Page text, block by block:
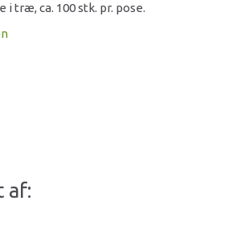
i træ, ca. 100 stk. pr. pose.
af: